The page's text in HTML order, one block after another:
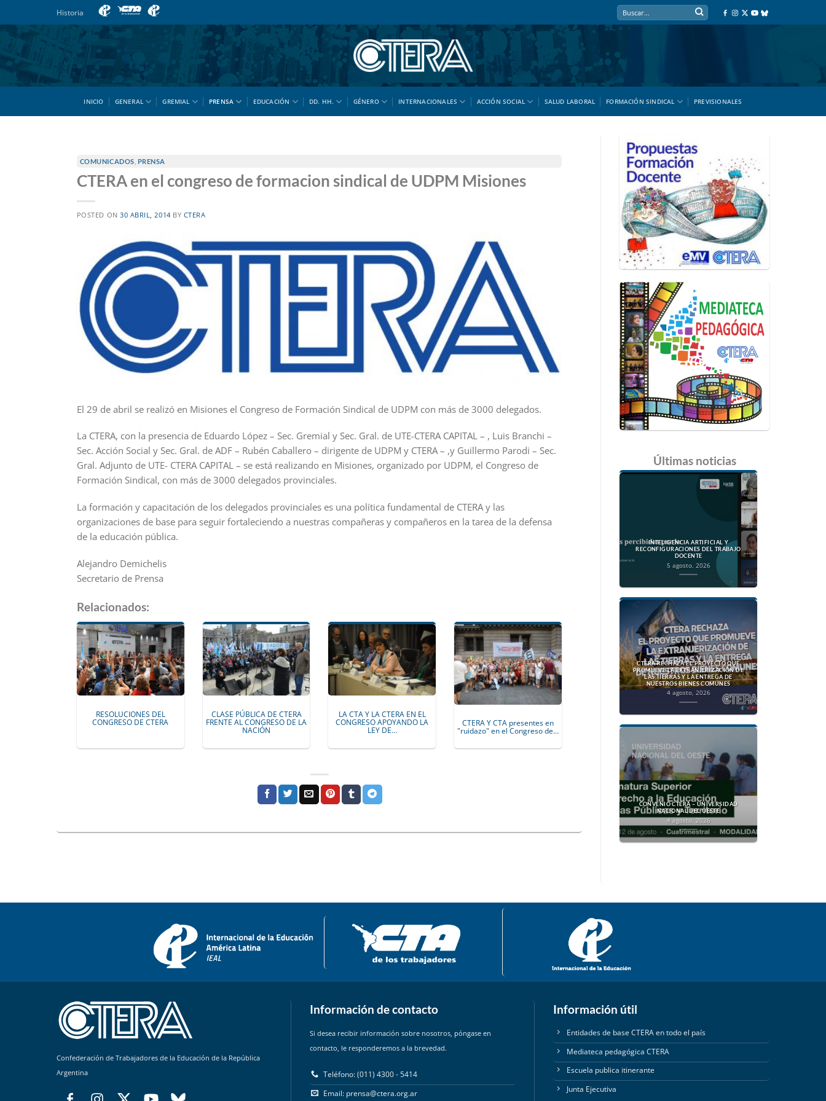
al
contenido
Historia
INICIO GENERAL GREMIAL PRENSA EDUCACIÓN DD. HH. GÉNERO INTERNACIONALES ACCIÓN SOCIAL SALUD LABORAL FORMACIÓN SINDICAL PREVISIONALES
COMUNICADOS PRENSA
CTERA en el congreso de formacion sindical de UDPM Misiones
POSTED ON30 ABRIL, 2014 BY CTERA
El 29 de abril se realizó en Misiones el Congreso de Formación Sindical de UDPM con más de 3000 delegados.
La CTERA, con la presencia de Eduardo López – Sec. Gremial y Sec. Gral. de UTE-CTERA CAPITAL – , Luis Branchi –
Sec. Acción Social y Sec. Gral. de ADF – Rubén Caballero – dirigente de UDPM y CTERA – ,y Guillermo Parodi – Sec.
Gral. Adjunto de UTE- CTERA CAPITAL – se está realizando en Misiones, organizado por UDPM, el Congreso de
Formación Sindical, con más de 3000 delegados provinciales.
La formación y capacitación de los delegados provinciales es una política fundamental de CTERA y las
organizaciones de base para seguir fortaleciendo a nuestras compañeras y compañeros en la tarea de la defensa
de la educación pública.
Alejandro Demichelis
Secretario de Prensa
Relacionados:
RESOLUCIONES DEL
CONGRESO DE CTERA
CLASE PÚBLICA DE CTERA
FRENTE AL CONGRESO DE LA
NACIÓN
LA CTA Y LA CTERA EN EL
CONGRESO APOYANDO LA
LEY DE…
CTERA Y CTA presentes en
"ruidazo" en el Congreso de…
Últimas noticias
INTELIGENCIA ARTIFICIAL Y
RECONFIGURACIONES DEL TRABAJO
DOCENTE
5 agosto, 2026
CTERA RECHAZA EL PROYECTO QUE
PROMUEVE LA EXTRANJERIZACIÓN DE
LAS TIERRAS Y LA ENTREGA DE
NUESTROS BIENES COMUNES
4 agosto, 2026
CONVENIO CTERA – UNIVERSIDAD
NACIONAL DEL OESTE
4 agosto, 2026
Confederación de Trabajadores de la Educación de la República
Argentina
Información de contacto
Si desea recibir información sobre nosotros, póngase en
contacto, le responderemos a la brevedad.
Teléfono: (011) 4300 - 5414
Email: prensa@ctera.org.ar
Información útil
Entidades de base CTERA en todo el país
Mediateca pedagógica CTERA
Escuela publica itinerante
Junta Ejecutiva